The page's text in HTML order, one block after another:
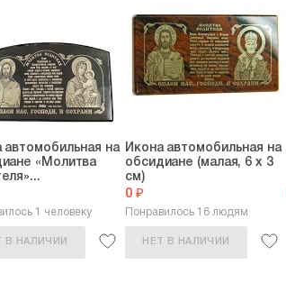
автомобильная на
«Молитва
1 человеку
В НАЛИЧИИ
Икона автомобильная на
обсидиане (малая, 6 х 3
см)
0 ₽
Понравилось 16 людям
НЕТ В НАЛИЧИИ